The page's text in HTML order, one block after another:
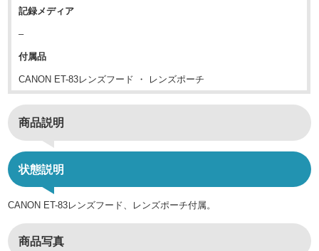
記録メディア
–
付属品
CANON ET-83レンズフード ・ レンズポーチ
商品説明
状態説明
CANON ET-83レンズフード、レンズポーチ付属。
商品写真